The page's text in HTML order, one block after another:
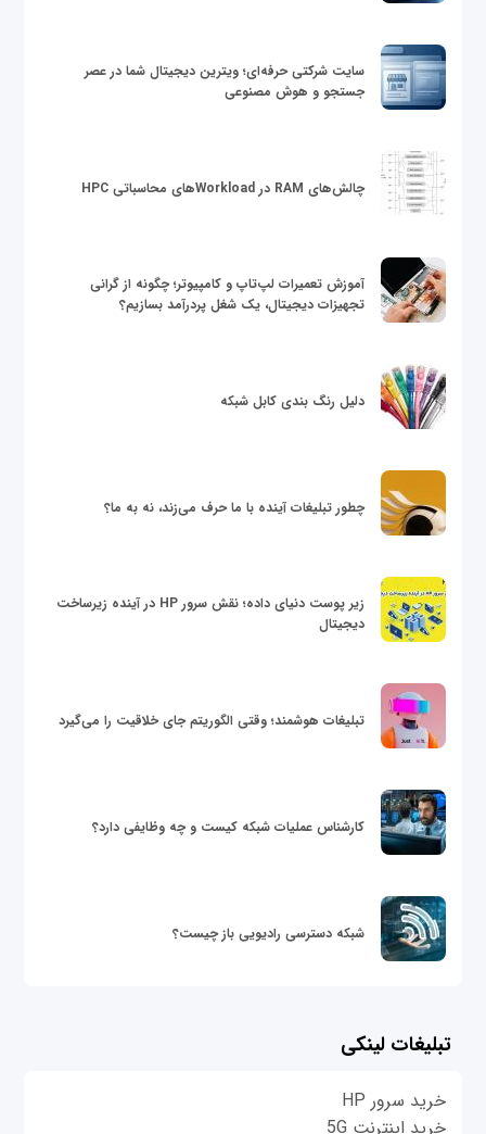
سایت شرکتی حرفه‌ای؛ ویترین دیجیتال شما در عصر
جستجو و هوش مصنوعی
چالش‌های RAM در Workloadهای محاسباتی HPC
آموزش تعمیرات لپ‌تاپ و کامپیوتر؛ چگونه از گرانی
تجهیزات دیجیتال، یک شغل پردرآمد بسازیم؟
دلیل رنگ بندی کابل شبکه
چطور تبلیغات آینده با ما حرف می‌زند، نه به ما؟
زیر پوست دنیای داده؛ نقش سرور HP در آینده زیرساخت
دیجیتال
تبلیغات هوشمند؛ وقتی الگوریتم جای خلاقیت را می‌گیرد
کارشناس عملیات شبکه کیست و چه وظایفی دارد؟
شبکه دسترسی رادیویی باز چیست؟
تبلیغات لینکی
خرید سرور HP
خرید اینترنت 5G